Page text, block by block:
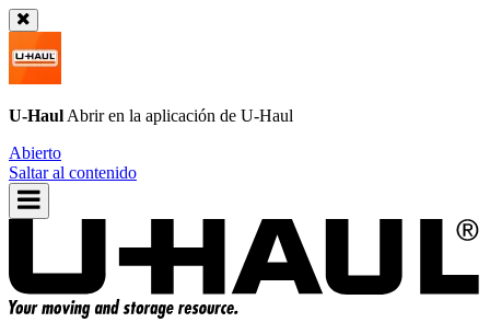
U-Haul Abrir en la aplicación de U-Haul
Abierto
Saltar al contenido